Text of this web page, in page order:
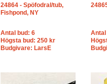
24864 - Spöfodral/tub,
Fishpond, NY
Antal bud: 6
Högsta bud: 250 kr
Budgivare: LarsE
Antal